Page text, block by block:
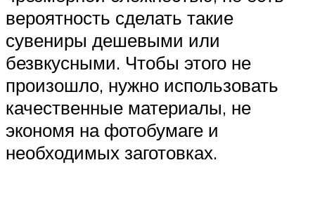
вероятность сделать такие
сувениры дешевыми или
безвкусными. Чтобы этого не
произошло, нужно использовать
качественные материалы, не
экономя на фотобумаге и
необходимых заготовках.